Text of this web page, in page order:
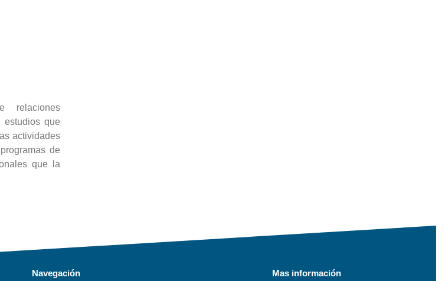
relaciones
estudios que
actividades
de
que la
Navegación Mas información